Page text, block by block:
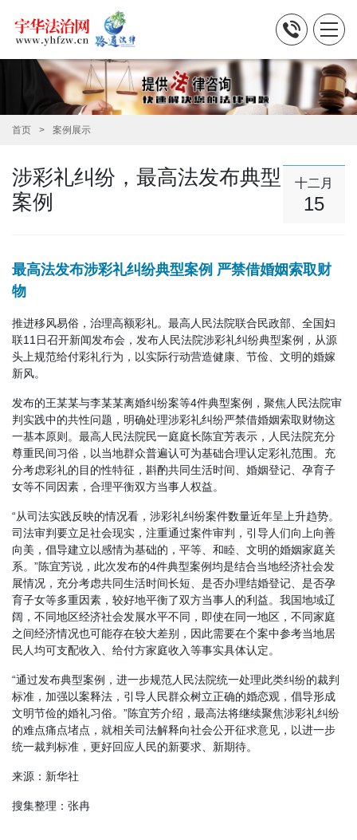
首页 案例展示
涉彩礼纠纷，最高法发布典型
案例
十二月
15
最高法发布涉彩礼纠纷典型案例 严禁借婚姻索取财
物
推进移风易俗，治理高额彩礼。最高人民法院联合民政部、全国妇
联11日召开新闻发布会，发布人民法院涉彩礼纠纷典型案例，从源
头上规范给付彩礼行为，以实际行动营造健康、节俭、文明的婚嫁
新风。
发布的王某某与李某某离婚纠纷案等4件典型案例，聚焦人民法院审
判实践中的共性问题，明确处理涉彩礼纠纷严禁借婚姻索取财物这
一基本原则。最高人民法院民一庭庭长陈宜芳表示，人民法院充分
尊重民间习俗，以当地群众普遍认可为基础合理认定彩礼范围。充
分考虑彩礼的目的性特征，斟酌共同生活时间、婚姻登记、孕育子
女等不同因素，合理平衡双方当事人权益。
“从司法实践反映的情况看，涉彩礼纠纷案件数量近年呈上升趋势。
司法审判要立足社会现实，注重通过案件审判，引导人们向上向善
向美，倡导建立以感情为基础的，平等、和睦、文明的婚姻家庭关
系。”陈宜芳说，此次发布的4件典型案例均是结合当地经济社会发
展情况，充分考虑共同生活时间长短、是否办理结婚登记、是否孕
育子女等多重因素，较好地平衡了双方当事人的利益。我国地域辽
阔，不同地区经济社会发展水平不同，即使在同一地区，不同家庭
之间经济情况也可能存在较大差别，因此需要在个案中参考当地居
民人均可支配收入、给付方家庭收入等事实具体认定。
“通过发布典型案例，进一步规范人民法院统一处理此类纠纷的裁判
标准，加强以案释法，引导人民群众树立正确的婚恋观，倡导形成
文明节俭的婚礼习俗。”陈宜芳介绍，最高法将继续聚焦涉彩礼纠纷
的难点痛点堵点，就相关司法解释向社会公开征求意见，以进一步
统一裁判标准，更好回应人民的新要求、新期待。
来源：新华社
搜集整理：张冉